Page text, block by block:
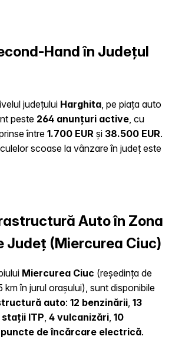
Hand în Județul
județului Harghita , pe piața auto
peste 264 anunțuri active , cu
între 1.700 EUR și 38.500 EUR.
scoase la vânzare în județ este
Auto în Zona
Județ (Miercurea Ciuc)
Miercurea Ciuc (reședința de
km în jurul orașului), sunt disponibile
auto: 12 benzinării, 13
stații ITP, 4 vulcanizări, 10
puncte de încărcare electrică.